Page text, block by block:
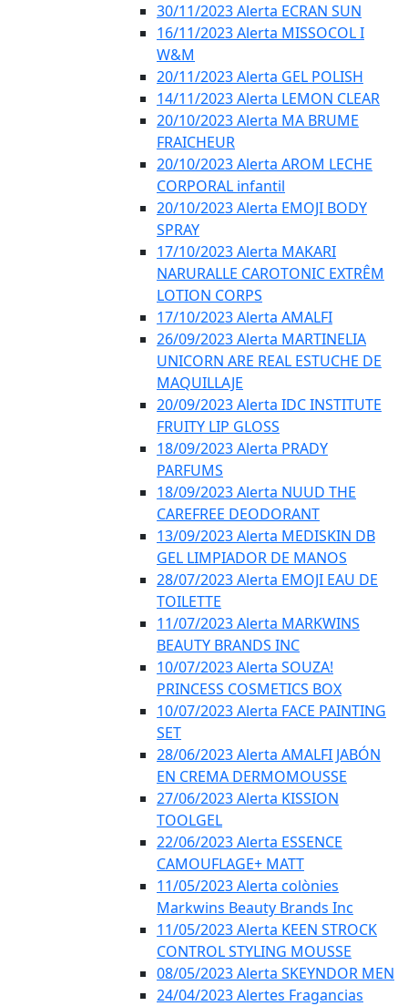
30/11/2023 Alerta ECRAN SUN
16/11/2023 Alerta MISSOCOL I
W&M
20/11/2023 Alerta GEL POLISH
14/11/2023 Alerta LEMON CLEAR
20/10/2023 Alerta MA BRUME
FRAICHEUR
20/10/2023 Alerta AROM LECHE
CORPORAL infantil
20/10/2023 Alerta EMOJI BODY
SPRAY
17/10/2023 Alerta MAKARI
NARURALLE CAROTONIC EXTRÊM
LOTION CORPS
17/10/2023 Alerta AMALFI
26/09/2023 Alerta MARTINELIA
UNICORN ARE REAL ESTUCHE DE
MAQUILLAJE
20/09/2023 Alerta IDC INSTITUTE
FRUITY LIP GLOSS
18/09/2023 Alerta PRADY
PARFUMS
18/09/2023 Alerta NUUD THE
CAREFREE DEODORANT
13/09/2023 Alerta MEDISKIN DB
GEL LIMPIADOR DE MANOS
28/07/2023 Alerta EMOJI EAU DE
TOILETTE
11/07/2023 Alerta MARKWINS
BEAUTY BRANDS INC
10/07/2023 Alerta SOUZA!
PRINCESS COSMETICS BOX
10/07/2023 Alerta FACE PAINTING
SET
28/06/2023 Alerta AMALFI JABÓN
EN CREMA DERMOMOUSSE
27/06/2023 Alerta KISSION
TOOLGEL
22/06/2023 Alerta ESSENCE
CAMOUFLAGE+ MATT
11/05/2023 Alerta colònies
Markwins Beauty Brands Inc
11/05/2023 Alerta KEEN STROCK
CONTROL STYLING MOUSSE
08/05/2023 Alerta SKEYNDOR MEN
24/04/2023 Alertes Fragancias